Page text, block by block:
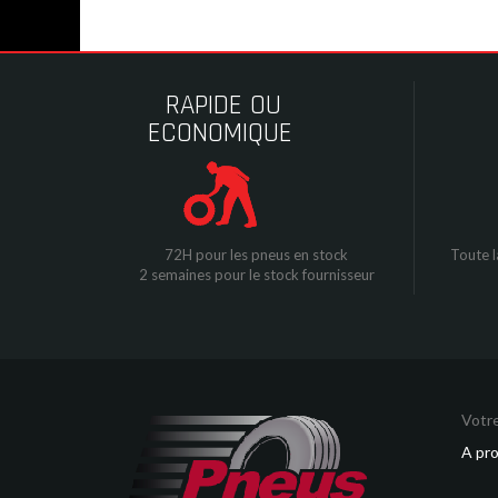
RAPIDE OU
ECONOMIQUE
72H pour les pneus en stock
2 semaines pour le stock fournisseur
Toute
A